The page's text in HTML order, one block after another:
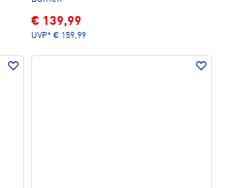
€ 139,99
UVP* € 159,99